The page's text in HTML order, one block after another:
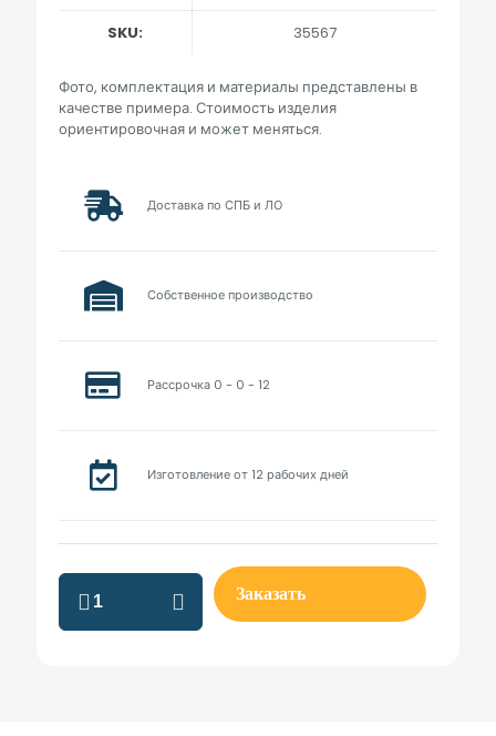
SKU: 35567
Фото, комплектация и материалы представлены в
качестве примера. Стоимость изделия
ориентировочная и может меняться.
Доставка по СПБ и ЛО
Собственное производство
Рассрочка 0 - 0 - 12
Изготовление от 12 рабочих дней
металлический
шкаф
на
Заказать